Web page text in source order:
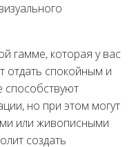
гамме, которая у вас
отдать спокойным и
способствуют
но при этом могут
или живописными
создать